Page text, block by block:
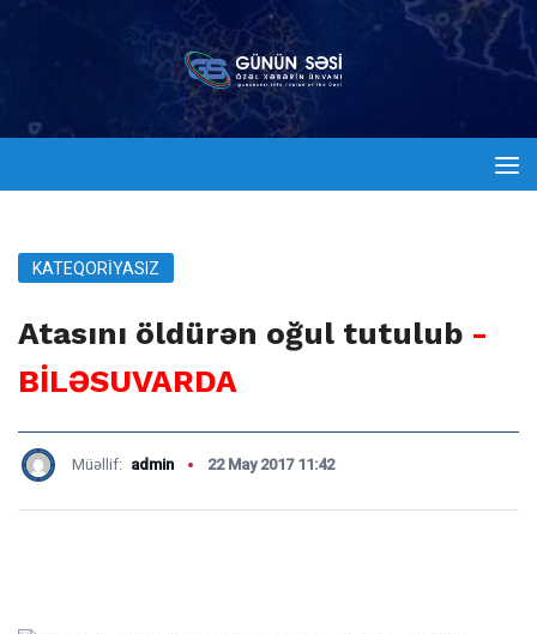
KATEQORIYASIZ
Atasını öldürən oğul tutulub -
BİLƏSUVARDA
Müəllif: admin 22 May 2017 11:42